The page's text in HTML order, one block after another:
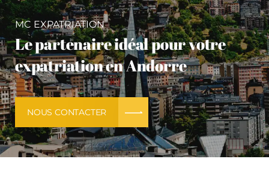
MC EXPATRIATION
Le partenaire idéal pour votre
expatriation en Andorre
NOUS CONTACTER